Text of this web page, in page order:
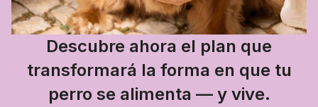
Descubre ahora el plan que
transformará la forma en que tu
perro se alimenta — y vive.